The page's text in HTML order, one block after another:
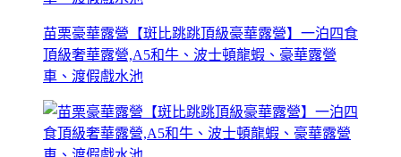
苗栗豪華露營【斑比跳跳頂級豪華露營】一泊四食
頂級奢華露營,A5和牛、波士頓龍蝦、豪華露營
車、渡假戲水池